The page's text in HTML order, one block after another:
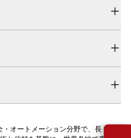
オートメーション分野で、長